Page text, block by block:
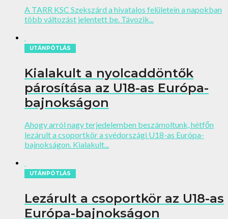
A TARR KSC Szekszárd a hivatalos felületein a napokban
több változást jelentett be. Távozik...
UTÁNPÓTLÁS
Kialakult a nyolcaddöntők
párosítása az U18-as Európa-
bajnokságon
Ahogy arról nagy terjedelemben beszámoltunk, hétfőn
lezárult a csoportkör a svédországi U18-as Európa-
bajnokságon. Kialakult...
UTÁNPÓTLÁS
Lezárult a csoportkör az U18-as
Európa-bajnokságon